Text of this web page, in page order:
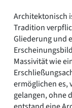
Architektonisch
Tradition
Gliederung und
Massivität wie
ermöglichen es,
gelangen, ohne